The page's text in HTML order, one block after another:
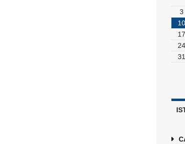
3
10
17
24
31